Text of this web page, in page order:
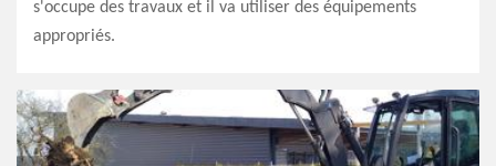
s'occupe des travaux et il va utiliser des équipements
appropriés.